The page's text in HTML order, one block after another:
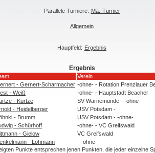
Parallele Turniere: Mä.-Turnier
Allgemein
Hauptfeld: Ergebnis
Ergebnis
Verein
- Gernert-Scharmacher -ohne- - Rotation Prenzlauer
- Weiß -ohne- - Hauptstadt Beacher
- Kurtze SV Warnemünde - -ohne-
- Heidelberger USV Potsdam -
- Brumm USV Potsdam - -ohne-
- Schürhoff -ohne- - VC Greifswald
- Gielow VC Greifswald
- Lohmann - -ohne-
Punkte entsprechen jenen Punkten, die jeder einzelne